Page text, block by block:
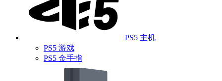
PS5 主机
PS5 游戏
PS5 金手指